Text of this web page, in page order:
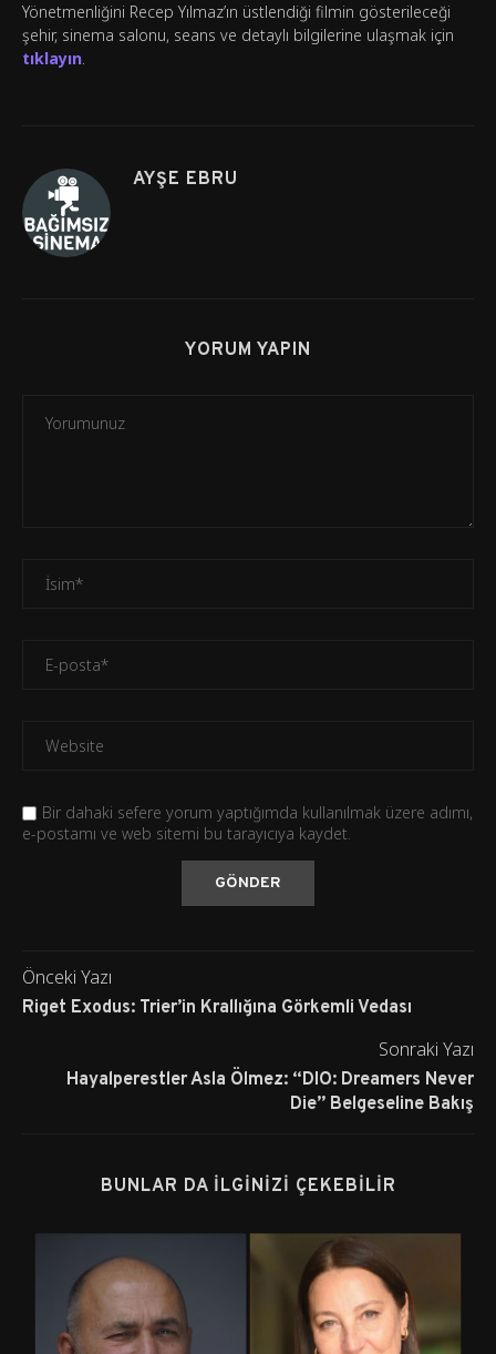
Yönetmenliğini Recep Yılmaz’ın üstlendiği filmin gösterileceği
şehir, sinema salonu, seans ve detaylı bilgilerine ulaşmak için
tıklayın.
AYŞE EBRU
YORUM YAPIN
Bir dahaki sefere yorum yaptığımda kullanılmak üzere adımı,
e-postamı ve web sitemi bu tarayıcıya kaydet.
Önceki Yazı
Riget Exodus: Trier’in Krallığına Görkemli Vedası
Sonraki Yazı
Hayalperestler Asla Ölmez: “DIO: Dreamers Never
Die” Belgeseline Bakış
BUNLAR DA İLGINIZI ÇEKEBILIR